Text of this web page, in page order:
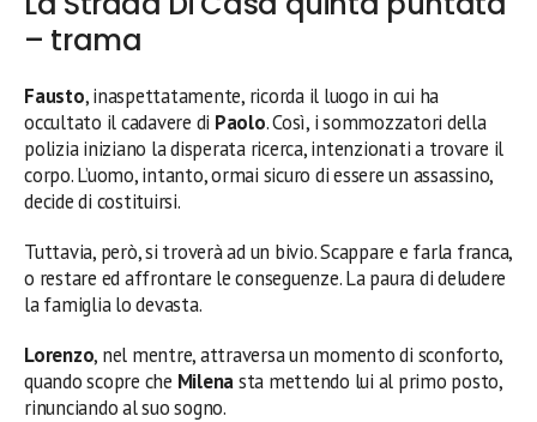
– trama
Fausto, inaspettatamente, ricorda il luogo in cui ha
occultato il cadavere di Paolo. Così, i sommozzatori della
polizia iniziano la disperata ricerca, intenzionati a trovare il
corpo. L’uomo, intanto, ormai sicuro di essere un assassino,
decide di costituirsi.
Tuttavia, però, si troverà ad un bivio. Scappare e farla franca,
o restare ed affrontare le conseguenze. La paura di deludere
la famiglia lo devasta.
Lorenzo, nel mentre, attraversa un momento di sconforto,
quando scopre che Milenasta mettendo lui al primo posto,
rinunciando al suo sogno.